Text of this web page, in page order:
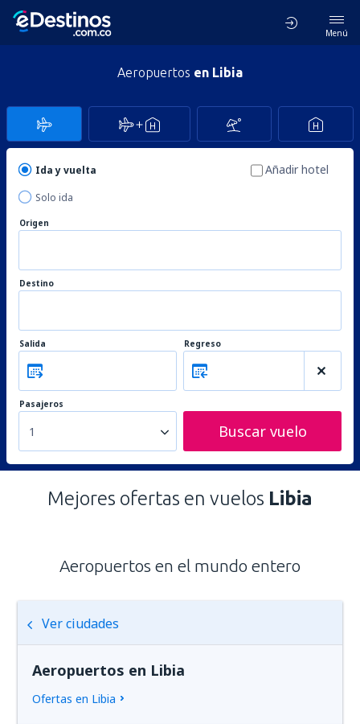
Menú
Aeropuertos en Libia
Ida y vuelta
Solo ida
Añadir hotel
Origen
Destino
Salida Regreso
Pasajeros
1 Buscar vuelo
Mejores ofertas en vuelos Libia
Aeropuertos en el mundo entero
Ver ciudades
Aeropuertos en Libia
Ofertas en Libia